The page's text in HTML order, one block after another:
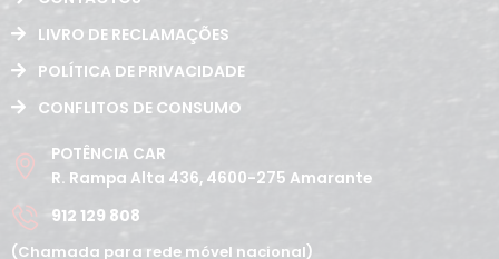
LIVRO DE RECLAMAÇÕES
POLÍTICA DE PRIVACIDADE
CONFLITOS DE CONSUMO
POTÊNCIA CAR
R. Rampa Alta 436, 4600-275 Amarante
912 129 808
(Chamada para rede móvel nacional)